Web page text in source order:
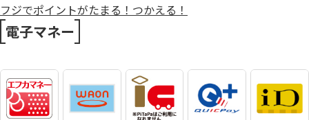
フジでポイントがたまる！つかえる！
電子マネー